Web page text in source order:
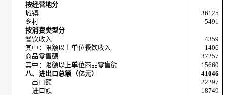
按经营地分
城镇
36125
乡村
5491
按消费类型分
餐饮收入
4359
其中：限额以上单位餐饮收入
1406
商品零售额
37257
其中：限额以上单位商品零售额
15660
八、进出口总额（亿元）
41046
出口额
22297
进口额
18749